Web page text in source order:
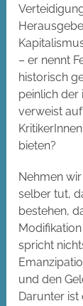
– er nennt
historisch
peinlich der
verweist
bieten?
Nehmen
selber tut,
bestehen,
spricht
und den
Darunter ist